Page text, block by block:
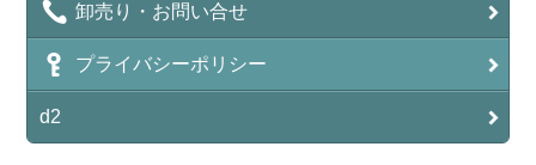
卸売り・お問い合せ
プライバシーポリシー
d2